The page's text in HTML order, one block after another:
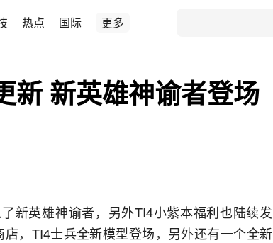
热点 国际 更多
新 新英雄神谕者登场
新英雄神谕者，另外TI4小紫本福利也陆续发
，TI4士兵全新模型登场，另外还有一个全新